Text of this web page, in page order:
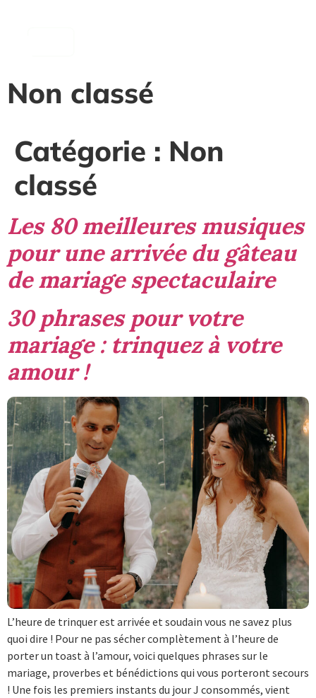
Non classé
Catégorie : Non
classé
Les 80 meilleures musiques
pour une arrivée du gâteau
de mariage spectaculaire
30 phrases pour votre
mariage : trinquez à votre
amour !
L’heure de trinquer est arrivée et soudain vous ne savez plus
quoi dire ! Pour ne pas sécher complètement à l’heure de
porter un toast à l’amour, voici quelques phrases sur le
mariage, proverbes et bénédictions qui vous porteront secours
! Une fois les premiers instants du jour J consommés, vient